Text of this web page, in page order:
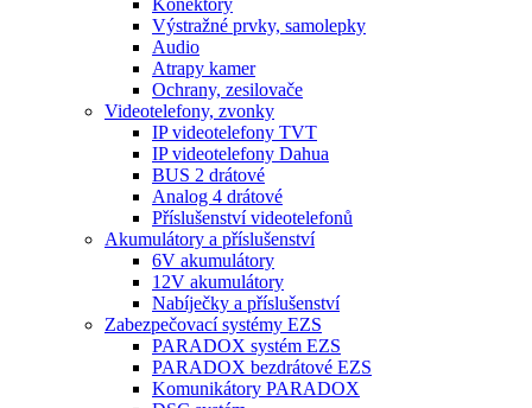
Konektory
Výstražné prvky, samolepky
Audio
Atrapy kamer
Ochrany, zesilovače
Videotelefony, zvonky
IP videotelefony TVT
IP videotelefony Dahua
BUS 2 drátové
Analog 4 drátové
Příslušenství videotelefonů
Akumulátory a příslušenství
6V akumulátory
12V akumulátory
Nabíječky a příslušenství
Zabezpečovací systémy EZS
PARADOX systém EZS
PARADOX bezdrátové EZS
Komunikátory PARADOX